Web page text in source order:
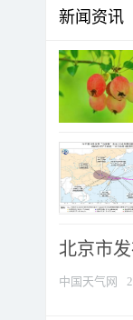
新闻资讯
北京市
中国天气网